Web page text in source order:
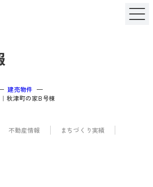
建売物件
秋津町の家B号棟
不動産情報 まちづくり実績